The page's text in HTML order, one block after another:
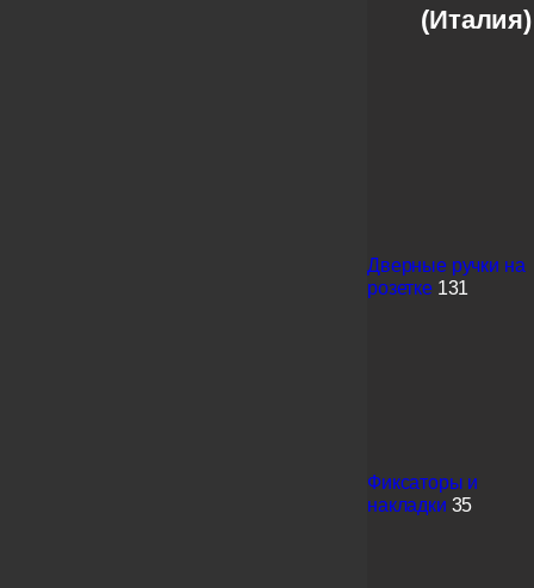
(Италия)
Дверные ручки на
розетке 131
Фиксаторы и
накладки 35